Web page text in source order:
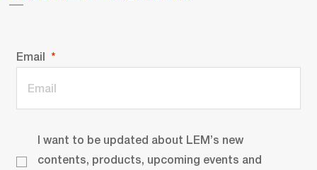
Email
I want to be updated about LEM’s new
contents, products, upcoming events and